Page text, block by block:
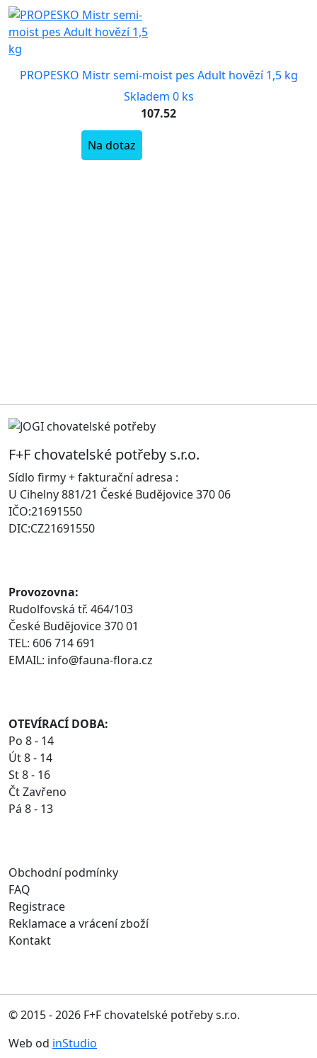
PROPESKO Mistr semi-moist pes Adult hovězí 1,5 kg
Skladem 0 ks
107.52
Na dotaz
F+F chovatelské potřeby s.r.o.
Sídlo firmy + fakturační adresa :
U Cihelny 881/21 České Budějovice 370 06
IČO:21691550
DIC:CZ21691550
Provozovna:
Rudolfovská tř. 464/103
České Budějovice 370 01
TEL: 606 714 691
EMAIL: info@fauna-flora.cz
OTEVÍRACÍ DOBA:
Po 8 - 14
Út 8 - 14
St 8 - 16
Čt Zavřeno
Pá 8 - 13
Obchodní podmínky
FAQ
Registrace
Reklamace a vrácení zboží
Kontakt
© 2015 - 2026 F+F chovatelské potřeby s.r.o.
Web od inStudio